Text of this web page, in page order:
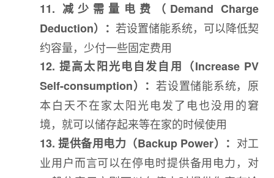
11. 减少需量电费（Demand Charge
Deduction）： 若设置储能系统，可以降低契
约容量，少付一些固定费用
12. 提高太阳光电自发自用（Increase PV
Self-consumption）： 若设置储能系统，原
本白天不在家太阳光电发了电也没用的窘
境，就可以储存起来等在家的时候使用
13. 提供备用电力（Backup Power）： 对工
业用户而言可以在停电时提供备用电力，对